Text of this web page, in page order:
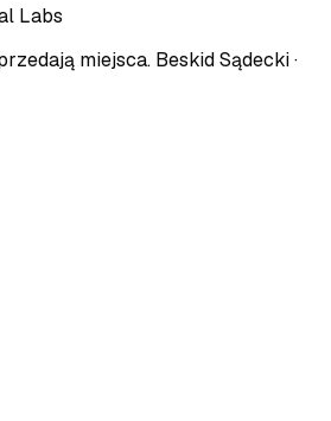
Labs
miejsca. Beskid Sądecki ·